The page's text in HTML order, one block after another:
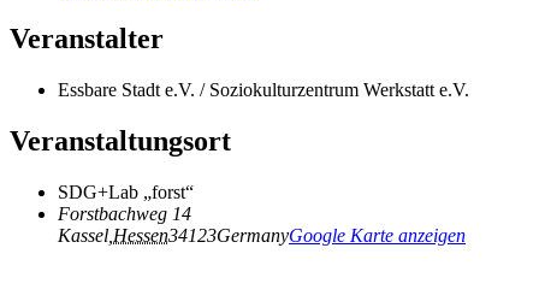
Veranstalter
Essbare Stadt e.V. / Soziokulturzentrum Werkstatt e.V.
Veranstaltungsort
SDG+Lab „forst“
Forstbachweg 14
Kassel Hessen34123GermanyGoogle Karte anzeigen